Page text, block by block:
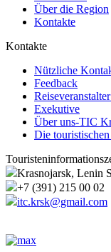
Über die Region
Kontakte
Kontakte
Nützliche
Feedback
Exekutive
Über uns-TIC
Die
Krasnojarsk, Lenin
+7 (391) 215 00 02
itc.krsk@gmail.com